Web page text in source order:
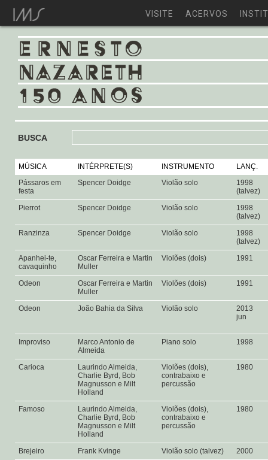
VISITE ACERVOS
BUSCA
MÚSICA INTÉRPRETE(S) INSTRUMENTO
LANÇ.
Pássaros em
festa
Spencer Doidge Violão solo
1998
(talvez)
Pierrot
Spencer Doidge Violão solo
1998
(talvez)
Ranzinza
Spencer Doidge Violão solo
1998
(talvez)
Apanhei-te,
cavaquinho
Oscar Ferreira e Martin
Muller
Violões (dois) 1991
Odeon
Oscar Ferreira e Martin
Muller
Violões (dois) 1991
Odeon João Bahia da Silva Violão solo
2013
jun
Improviso
Marco Antonio de
Almeida
Piano solo 1998
Carioca
Laurindo Almeida,
Charlie Byrd, Bob
Magnusson e Milt
Holland
Violões (dois),
contrabaixo e
percussão
1980
Famoso
Laurindo Almeida,
Charlie Byrd, Bob
Magnusson e Milt
Holland
Violões (dois),
contrabaixo e
percussão
1980
Brejeiro Frank Kvinge Violão solo (talvez)
2000